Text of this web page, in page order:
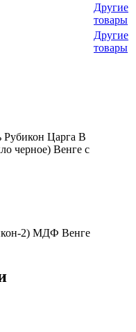
Другие
товары
Другие
товары
Рубикон Царга В
черное) Венге с
2) МДФ Венге